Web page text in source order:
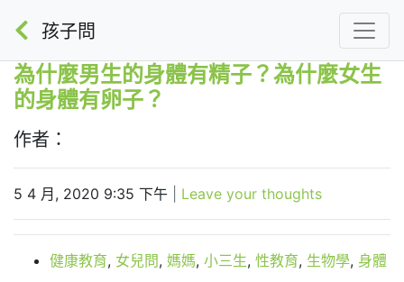
孩子問
為什麼男生的身體有精子？為什麼女生
的身體有卵子？
作者：
5 4 月, 2020 9:35 下午 Leave your thoughts
健康教育, 女兒問, 媽媽, 小三生, 性教育, 生物學, 身體